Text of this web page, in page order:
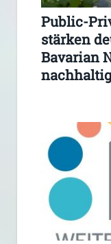
Public-
stärken
Bavarian
nachhaltig